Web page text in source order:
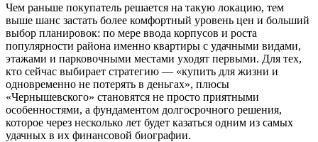
Чем раньше покупатель решается на такую локацию, тем
выше шанс застать более комфортный уровень цен и больший
выбор планировок: по мере ввода корпусов и роста
популярности района именно квартиры с удачными видами,
этажами и парковочными местами уходят первыми. Для тех,
кто сейчас выбирает стратегию — «купить для жизни и
одновременно не потерять в деньгах», плюсы
«Чернышевского» становятся не просто приятными
особенностями, а фундаментом долгосрочного решения,
которое через несколько лет будет казаться одним из самых
удачных в их финансовой биографии.